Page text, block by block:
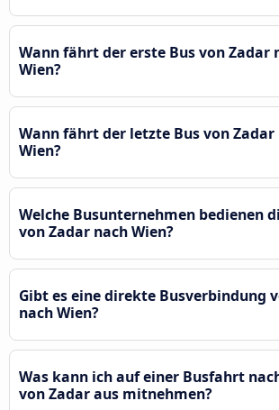
Wann fährt der erste Bus von Zadar
Wien?
Wann fährt der letzte Bus von Zadar
Wien?
Welche Busunternehmen bedienen
von Zadar nach Wien?
Gibt es eine direkte Busverbindung
nach Wien?
Was kann ich auf einer Busfahrt
von Zadar aus mitnehmen?